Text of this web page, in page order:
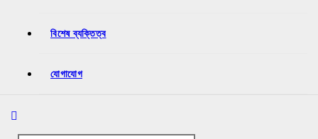
বিশেষ ব্যক্তিত্ব
যোগাযোগ